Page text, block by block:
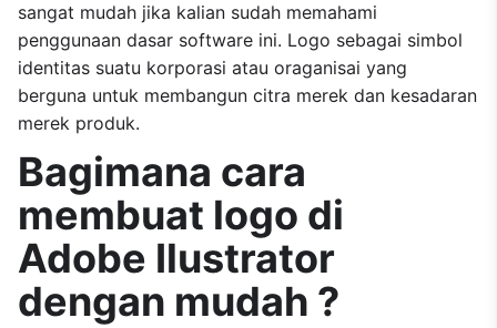
sangat mudah jika kalian sudah memahami
penggunaan dasar software ini. Logo sebagai simbol
identitas suatu korporasi atau oraganisai yang
berguna untuk membangun citra merek dan kesadaran
merek produk.
Bagimana cara
membuat logo di
Adobe Ilustrator
dengan mudah ?